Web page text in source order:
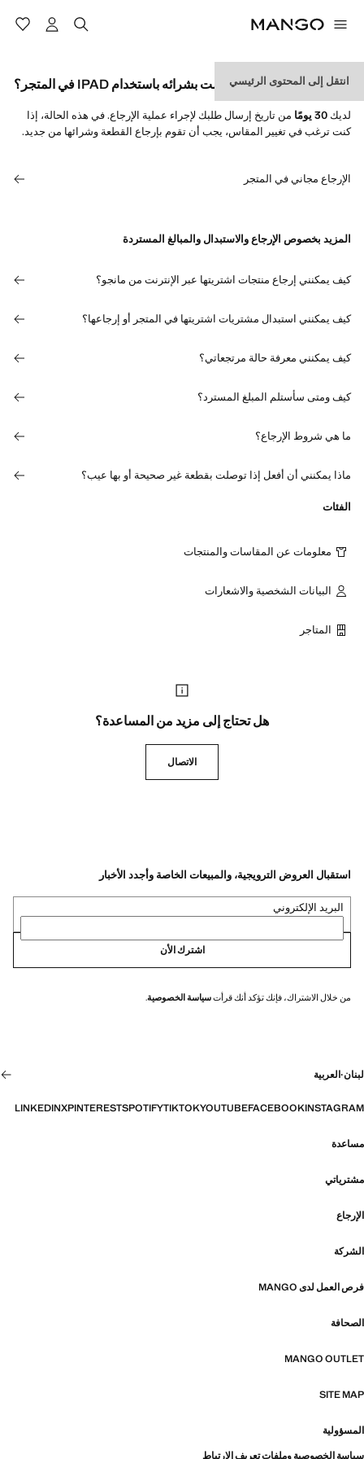
انتقل إلى المحتوى الرئيسي
كيف يمكنني إرجاع منتج قمت بشرائه باستخدام IPAD في المتجر؟
لديك 30 يومًا
من تاريخ إرسال طلبك لإجراء عملية الإرجاع. في هذه الحالة، إذا
كنت ترغب في تغيير المقاس، يجب أن تقوم بإرجاع القطعة وشرائها من جديد.
الإرجاع مجاني في المتجر
المزيد بخصوص الإرجاع والاستبدال والمبالغ المستردة
كيف يمكنني إرجاع منتجات اشتريتها عبر الإنترنت من مانجو؟
كيف يمكنني استبدال مشتريات اشتريتها في المتجر أو إرجاعها؟
كيف يمكنني معرفة حالة مرتجعاتي؟
كيف ومتى سأستلم المبلغ المسترد؟
ما هي شروط الإرجاع؟
ماذا يمكنني أن أفعل إذا توصلت بقطعة غير صحيحة أو بها عيب؟
الفئات
معلومات عن المقاسات والمنتجات
البيانات الشخصية والاشعارات
المتاجر
هل تحتاج إلى مزيد من المساعدة؟
الاتصال
استقبال العروض الترويجية، والمبيعات الخاصة وأجدد الأخبار
البريد الإلكتروني
اشترك الأن
من خلال الاشتراك، فإنك تؤكد أنك قرأتسياسة الخصوصية.
لبنان·العربية
INSTAGRAM
FACEBOOK
YOUTUBE
TIKTOK
SPOTIFY
PINTEREST
X
LINKEDIN
مساعدة
مشترياتي
الإرجاع
الشركة
فرص العمل لدى MANGO
الصحافة
MANGO OUTLET
SITE MAP
المسؤولية
سياسة الخصوصية وملفات تعريف الارتباط